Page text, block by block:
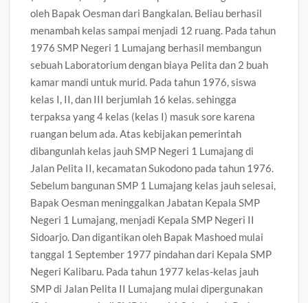
oleh Bapak Oesman dari Bangkalan. Beliau berhasil
menambah kelas sampai menjadi 12 ruang. Pada tahun
1976 SMP Negeri 1 Lumajang berhasil membangun
sebuah Laboratorium dengan biaya Pelita dan 2 buah
kamar mandi untuk murid. Pada tahun 1976, siswa
kelas I, II, dan III berjumlah 16 kelas. sehingga
terpaksa yang 4 kelas (kelas I) masuk sore karena
ruangan belum ada. Atas kebijakan pemerintah
dibangunlah kelas jauh SMP Negeri 1 Lumajang di
Jalan Pelita II, kecamatan Sukodono pada tahun 1976.
Sebelum bangunan SMP 1 Lumajang kelas jauh selesai,
Bapak Oesman meninggalkan Jabatan Kepala SMP
Negeri 1 Lumajang, menjadi Kepala SMP Negeri II
Sidoarjo. Dan digantikan oleh Bapak Mashoed mulai
tanggal 1 September 1977 pindahan dari Kepala SMP
Negeri Kalibaru. Pada tahun 1977 kelas-kelas jauh
SMP di Jalan Pelita II Lumajang mulai dipergunakan